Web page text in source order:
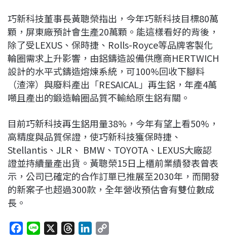
巧新科技董事長黃聰榮指出，今年巧新科技目標80萬
顆，屏東廠預計會生產20萬顆。能這樣看好的背後，
除了受LEXUS、保時捷、Rolls-Royce等品牌客製化
輪圈需求上升影響，由鋁鑄造設備供應商HERTWICH
設計的水平式鑄造熔煉系統，可100%回收下腳料
（渣滓）與廢料產出「RESAICAL」再生鋁，年產4萬
噸且產出的鍛造輪圈品質不輸給原生鋁有關。
目前巧新科技再生鋁用量38%，今年有望上看50%，
高精度與品質保證，使巧新科技獲保時捷、
Stellantis、JLR、 BMW、TOYOTA、LEXUS大廠認
證並持續量產出貨。黃聰榮15日上櫃前業績發表曾表
示，公司已確定的合作訂單已推展至2030年，而開發
的新案子也超過300款，全年營收預估會有雙位數成
長。